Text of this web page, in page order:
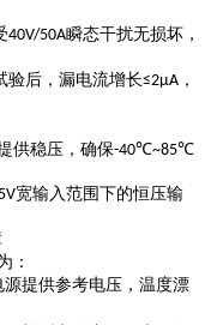
40V/50A瞬态干扰无损坏，
验后，漏电流增长≤2μA ，
供稳压，确保-40℃~85℃
宽输入范围下的恒压输
：
提供参考电压，温度漂